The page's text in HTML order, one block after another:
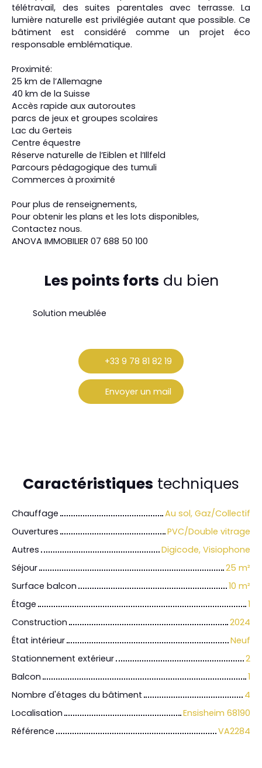
télétravail, des suites parentales avec terrasse. La
lumière naturelle est privilégiée autant que possible. Ce
bâtiment est considéré comme un projet éco
responsable emblématique.
Proximité:
25 km de l’Allemagne
40 km de la Suisse
Accès rapide aux autoroutes
parcs de jeux et groupes scolaires
Lac du Gerteis
Centre équestre
Réserve naturelle de l’Eiblen et l’Illfeld
Parcours pédagogique des tumuli
Commerces à proximité
Pour plus de renseignements,
Pour obtenir les plans et les lots disponibles,
Contactez nous.
ANOVA IMMOBILIER 07 688 50 100
Les points forts du bien
Solution meublée
+33 9 78 81 82 19
Envoyer un mail
Caractéristiques techniques
Chauffage
Au sol, Gaz/Collectif
Ouvertures
PVC/Double vitrage
Autres
Digicode, Visiophone
Séjour
25 m²
Surface balcon
10 m²
Étage
1
Construction
2024
État intérieur
Neuf
Stationnement extérieur
2
Balcon
1
Nombre d'étages du bâtiment
4
Localisation
Ensisheim 68190
Référence
VA2284